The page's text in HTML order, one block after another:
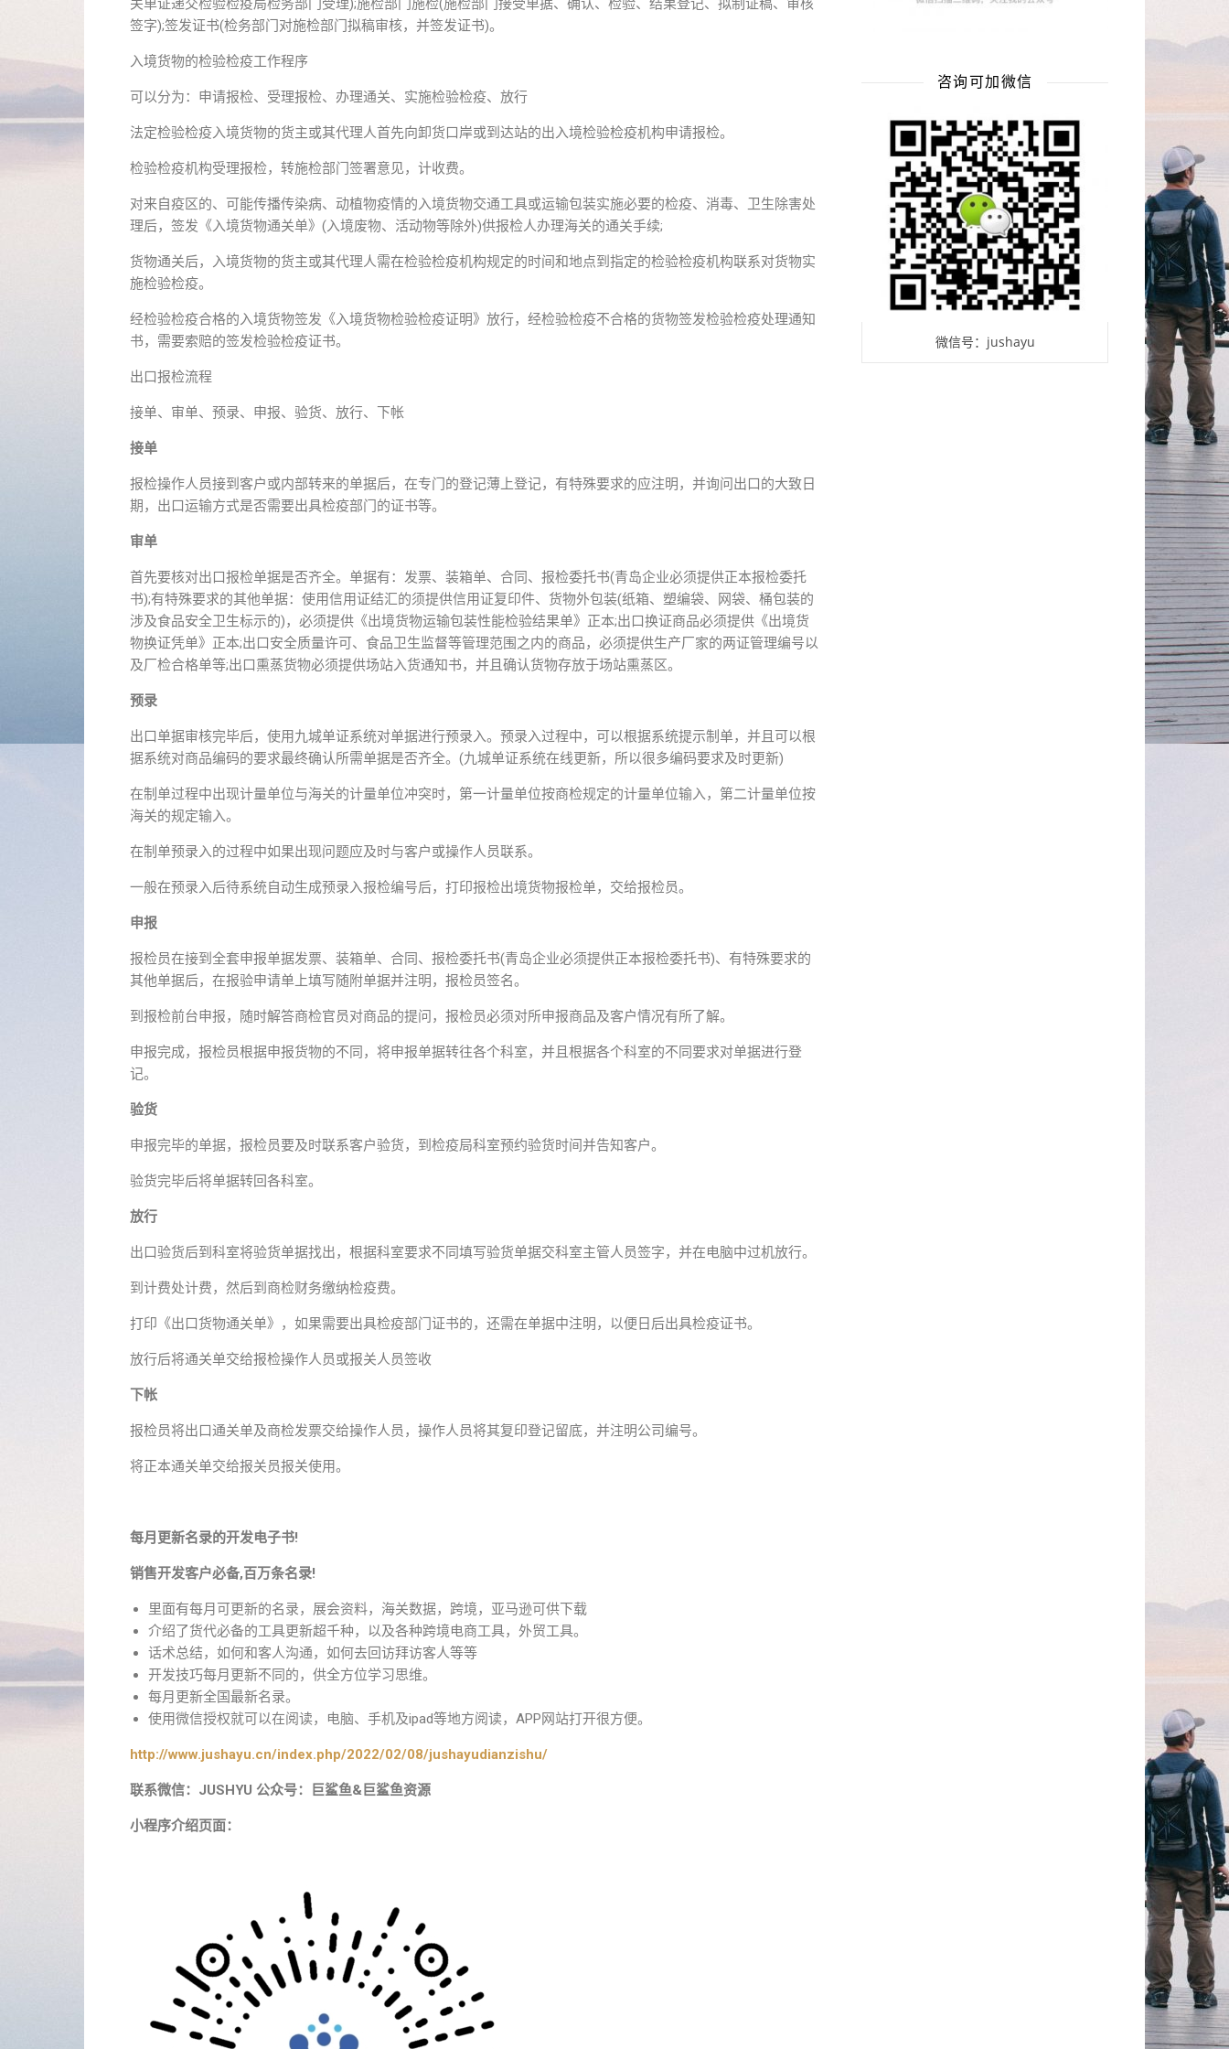
关单证递交检验检疫局检务部门受理);施检部门施检(施检部门接受单据、确认、检验、结果登记、拟制证稿、审核
签字);签发证书(检务部门对施检部门拟稿审核，并签发证书)。
入境货物的检验检疫工作程序
可以分为：申请报检、受理报检、办理通关、实施检验检疫、放行
法定检验检疫入境货物的货主或其代理人首先向卸货口岸或到达站的出入境检验检疫机构申请报检。
检验检疫机构受理报检，转施检部门签署意见，计收费。
对来自疫区的、可能传播传染病、动植物疫情的入境货物交通工具或运输包装实施必要的检疫、消毒、卫生除害处
理后，签发《入境货物通关单》(入境废物、活动物等除外)供报检人办理海关的通关手续;
货物通关后，入境货物的货主或其代理人需在检验检疫机构规定的时间和地点到指定的检验检疫机构联系对货物实
施检验检疫。
经检验检疫合格的入境货物签发《入境货物检验检疫证明》放行，经检验检疫不合格的货物签发检验检疫处理通知
书，需要索赔的签发检验检疫证书。
出口报检流程
接单、审单、预录、申报、验货、放行、下帐
接单
报检操作人员接到客户或内部转来的单据后，在专门的登记薄上登记，有特殊要求的应注明，并询问出口的大致日
期，出口运输方式是否需要出具检疫部门的证书等。
审单
首先要核对出口报检单据是否齐全。单据有：发票、装箱单、合同、报检委托书(青岛企业必须提供正本报检委托
书);有特殊要求的其他单据：使用信用证结汇的须提供信用证复印件、货物外包装(纸箱、塑编袋、网袋、桶包装的
涉及食品安全卫生标示的)，必须提供《出境货物运输包装性能检验结果单》正本;出口换证商品必须提供《出境货
物换证凭单》正本;出口安全质量许可、食品卫生监督等管理范围之内的商品，必须提供生产厂家的两证管理编号以
及厂检合格单等;出口熏蒸货物必须提供场站入货通知书，并且确认货物存放于场站熏蒸区。
预录
出口单据审核完毕后，使用九城单证系统对单据进行预录入。预录入过程中，可以根据系统提示制单，并且可以根
据系统对商品编码的要求最终确认所需单据是否齐全。(九城单证系统在线更新，所以很多编码要求及时更新)
在制单过程中出现计量单位与海关的计量单位冲突时，第一计量单位按商检规定的计量单位输入，第二计量单位按
海关的规定输入。
在制单预录入的过程中如果出现问题应及时与客户或操作人员联系。
一般在预录入后待系统自动生成预录入报检编号后，打印报检出境货物报检单，交给报检员。
申报
报检员在接到全套申报单据发票、装箱单、合同、报检委托书(青岛企业必须提供正本报检委托书)、有特殊要求的
其他单据后，在报验申请单上填写随附单据并注明，报检员签名。
到报检前台申报，随时解答商检官员对商品的提问，报检员必须对所申报商品及客户情况有所了解。
申报完成，报检员根据申报货物的不同，将申报单据转往各个科室，并且根据各个科室的不同要求对单据进行登
记。
验货
申报完毕的单据，报检员要及时联系客户验货，到检疫局科室预约验货时间并告知客户。
验货完毕后将单据转回各科室。
放行
出口验货后到科室将验货单据找出，根据科室要求不同填写验货单据交科室主管人员签字，并在电脑中过机放行。
到计费处计费，然后到商检财务缴纳检疫费。
打印《出口货物通关单》，如果需要出具检疫部门证书的，还需在单据中注明，以便日后出具检疫证书。
放行后将通关单交给报检操作人员或报关人员签收
下帐
报检员将出口通关单及商检发票交给操作人员，操作人员将其复印登记留底，并注明公司编号。
将正本通关单交给报关员报关使用。
每月更新名录的开发电子书!
销售开发客户必备,百万条名录!
里面有每月可更新的名录，展会资料，海关数据，跨境，亚马逊可供下载
介绍了货代必备的工具更新超千种，以及各种跨境电商工具，外贸工具。
话术总结，如何和客人沟通，如何去回访拜访客人等等
开发技巧每月更新不同的，供全方位学习思维。
每月更新全国最新名录。
使用微信授权就可以在阅读，电脑、手机及ipad等地方阅读，APP网站打开很方便。
http://www.jushayu.cn/index.php/2022/02/08/jushayudianzishu/
联系微信：JUSHYU 公众号：巨鲨鱼&巨鲨鱼资源
小程序介绍页面：
咨询可加微信
微信号：jushayu